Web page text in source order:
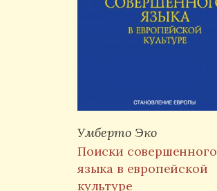
Умберто Эко
Поиски совершенного
языка в европейской
культуре